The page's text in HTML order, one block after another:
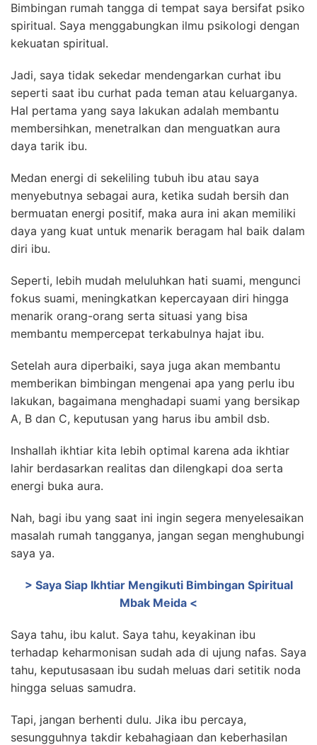
Bimbingan rumah tangga di tempat saya bersifat psiko
spiritual. Saya menggabungkan ilmu psikologi dengan
kekuatan spiritual.
Jadi, saya tidak sekedar mendengarkan curhat ibu
seperti saat ibu curhat pada teman atau keluarganya.
Hal pertama yang saya lakukan adalah membantu
membersihkan, menetralkan dan menguatkan aura
daya tarik ibu.
Medan energi di sekeliling tubuh ibu atau saya
menyebutnya sebagai aura, ketika sudah bersih dan
bermuatan energi positif, maka aura ini akan memiliki
daya yang kuat untuk menarik beragam hal baik dalam
diri ibu.
Seperti, lebih mudah meluluhkan hati suami, mengunci
fokus suami, meningkatkan kepercayaan diri hingga
menarik orang-orang serta situasi yang bisa
membantu mempercepat terkabulnya hajat ibu.
Setelah aura diperbaiki, saya juga akan membantu
memberikan bimbingan mengenai apa yang perlu ibu
lakukan, bagaimana menghadapi suami yang bersikap
A, B dan C, keputusan yang harus ibu ambil dsb.
Inshallah ikhtiar kita lebih optimal karena ada ikhtiar
lahir berdasarkan realitas dan dilengkapi doa serta
energi buka aura.
Nah, bagi ibu yang saat ini ingin segera menyelesaikan
masalah rumah tangganya, jangan segan menghubungi
saya ya.
> Saya Siap Ikhtiar Mengikuti Bimbingan Spiritual
Mbak Meida <
Saya tahu, ibu kalut. Saya tahu, keyakinan ibu
terhadap keharmonisan sudah ada di ujung nafas. Saya
tahu, keputusasaan ibu sudah meluas dari setitik noda
hingga seluas samudra.
Tapi, jangan berhenti dulu. Jika ibu percaya,
sesungguhnya takdir kebahagiaan dan keberhasilan